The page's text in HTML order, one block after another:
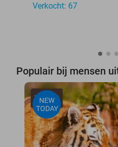
Verkocht: 67
Populair bij mensen
NEW
TODAY